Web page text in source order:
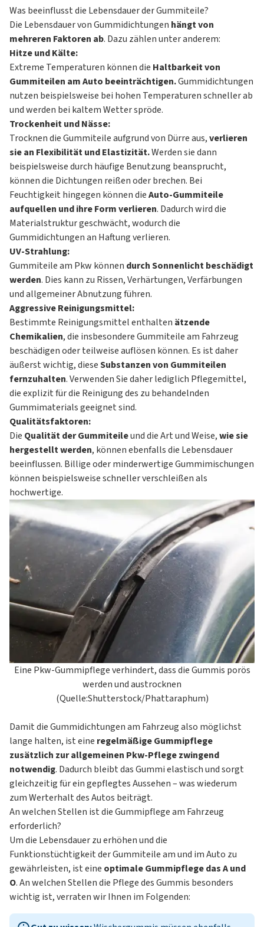
Was beeinflusst die Lebensdauer der Gummiteile?
Die Lebensdauer von Gummidichtungen hängt von
mehreren Faktoren ab. Dazu zählen unter anderem:
Hitze und Kälte:
Extreme Temperaturen können die Haltbarkeit von
Gummiteilen am Auto beeinträchtigen.Gummidichtungen
nutzen beispielsweise bei hohen Temperaturen schneller ab
und werden bei kaltem Wetter spröde.
Trockenheit und Nässe:
Trocknen die Gummiteile aufgrund von Dürre aus,verlieren
sie an Flexibilität und Elastizität.Werden sie dann
beispielsweise durch häufige Benutzung beansprucht,
können die Dichtungen reißen oder brechen. Bei
Feuchtigkeit hingegen können dieAuto-Gummiteile
aufquellen und ihre Form verlieren. Dadurch wird die
Materialstruktur geschwächt, wodurch die
Gummidichtungen an Haftung verlieren.
UV-Strahlung:
Gummiteile am Pkw können durch Sonnenlicht beschädigt
werden. Dies kann zu Rissen, Verhärtungen, Verfärbungen
und allgemeiner Abnutzung führen.
Aggressive Reinigungsmittel:
Bestimmte Reinigungsmittel enthalten ätzende
Chemikalien, die insbesondere Gummiteile am Fahrzeug
beschädigen oder teilweise auflösen können. Es ist daher
äußerst wichtig, dieseSubstanzen von Gummiteilen
fernzuhalten. Verwenden Sie daher lediglich Pflegemittel,
die explizit für die Reinigung des zu behandelnden
Gummimaterials geeignet sind.
Qualitätsfaktoren:
Die Qualität der Gummiteileund die Art und Weise,wie sie
hergestellt werden, können ebenfalls die Lebensdauer
beeinflussen. Billige oder minderwertige Gummimischungen
können beispielsweise schneller verschleißen als
hochwertige.
Eine Pkw-Gummipflege verhindert, dass die Gummis porös
werden und austrocknen
(Quelle:Shutterstock/Phattaraphum)
Damit die Gummidichtungen am Fahrzeug also möglichst
lange halten, ist eine regelmäßige Gummipflege
zusätzlich zur allgemeinen Pkw-Pflege zwingend
notwendig. Dadurch bleibt das Gummi elastisch und sorgt
gleichzeitig für ein gepflegtes Aussehen – was wiederum
zum Werterhalt des Autos beiträgt.
An welchen Stellen ist die Gummipflege am Fahrzeug
erforderlich?
Um die Lebensdauer zu erhöhen und die
Funktionstüchtigkeit der Gummiteile am und im Auto zu
gewährleisten, ist eine optimale Gummipflege das A und
O. An welchen Stellen die Pflege des Gummis besonders
wichtig ist, verraten wir Ihnen im Folgenden: